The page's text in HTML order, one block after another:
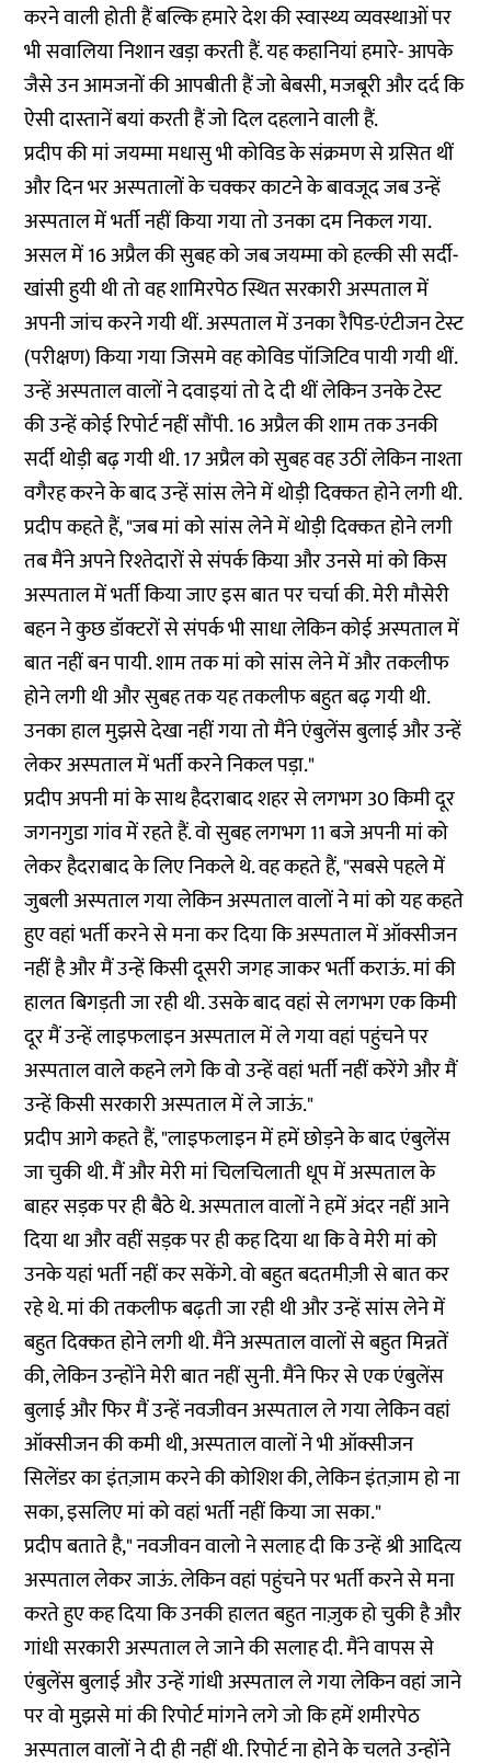
करने वाली होती हैं बल्कि हमारे देश की स्वास्थ्य व्यवस्थाओं पर
भी सवालिया निशान खड़ा करती हैं. यह कहानियां हमारे- आपके
जैसे उन आमजनों की आपबीती हैं जो बेबसी, मजबूरी और दर्द कि
ऐसी दास्तानें बयां करती हैं जो दिल दहलाने वाली हैं.
प्रदीप की मां जयम्मा मधासु भी कोविड के संक्रमण से ग्रसित थीं
और दिन भर अस्पतालों के चक्कर काटने के बावजूद जब उन्हें
अस्पताल में भर्ती नहीं किया गया तो उनका दम निकल गया.
असल में 16 अप्रैल की सुबह को जब जयम्मा को हल्की सी सर्दी-
खांसी हुयी थी तो वह शामिरपेठ स्थित सरकारी अस्पताल में
अपनी जांच करने गयी थीं. अस्पताल में उनका रैपिड-एंटीजन टेस्ट
(परीक्षण) किया गया जिसमे वह कोविड पॉजिटिव पायी गयी थीं.
उन्हें अस्पताल वालों ने दवाइयां तो दे दी थीं लेकिन उनके टेस्ट
की उन्हें कोई रिपोर्ट नहीं सौंपी. 16 अप्रैल की शाम तक उनकी
सर्दी थोड़ी बढ़ गयी थी. 17 अप्रैल को सुबह वह उठीं लेकिन नाश्ता
वगैरह करने के बाद उन्हें सांस लेने में थोड़ी दिक्कत होने लगी थी.
प्रदीप कहते हैं, "जब मां को सांस लेने में थोड़ी दिक्कत होने लगी
तब मैंने अपने रिश्तेदारों से संपर्क किया और उनसे मां को किस
अस्पताल में भर्ती किया जाए इस बात पर चर्चा की. मेरी मौसेरी
बहन ने कुछ डॉक्टरों से संपर्क भी साधा लेकिन कोई अस्पताल में
बात नहीं बन पायी. शाम तक मां को सांस लेने में और तकलीफ
होने लगी थी और सुबह तक यह तकलीफ बहुत बढ़ गयी थी.
उनका हाल मुझसे देखा नहीं गया तो मैंने एंबुलेंस बुलाई और उन्हें
लेकर अस्पताल में भर्ती करने निकल पड़ा."
प्रदीप अपनी मां के साथ हैदराबाद शहर से लगभग 30 किमी दूर
जगनगुडा गांव में रहते हैं. वो सुबह लगभग 11 बजे अपनी मां को
लेकर हैदराबाद के लिए निकले थे. वह कहते हैं, "सबसे पहले में
जुबली अस्पताल गया लेकिन अस्पताल वालों ने मां को यह कहते
हुए वहां भर्ती करने से मना कर दिया कि अस्पताल में ऑक्सीजन
नहीं है और मैं उन्हें किसी दूसरी जगह जाकर भर्ती कराऊं. मां की
हालत बिगड़ती जा रही थी. उसके बाद वहां से लगभग एक किमी
दूर मैं उन्हें लाइफलाइन अस्पताल में ले गया वहां पहुंचने पर
अस्पताल वाले कहने लगे कि वो उन्हें वहां भर्ती नहीं करेंगे और मैं
उन्हें किसी सरकारी अस्पताल में ले जाऊं."
प्रदीप आगे कहते हैं, "लाइफलाइन में हमें छोड़ने के बाद एंबुलेंस
जा चुकी थी. मैं और मेरी मां चिलचिलाती धूप में अस्पताल के
बाहर सड़क पर ही बैठे थे. अस्पताल वालों ने हमें अंदर नहीं आने
दिया था और वहीं सड़क पर ही कह दिया था कि वे मेरी मां को
उनके यहां भर्ती नहीं कर सकेंगे. वो बहुत बदतमीज़ी से बात कर
रहे थे. मां की तकलीफ बढ़ती जा रही थी और उन्हें सांस लेने में
बहुत दिक्कत होने लगी थी. मैंने अस्पताल वालों से बहुत मिन्नतें
की, लेकिन उन्होंने मेरी बात नहीं सुनी. मैंने फिर से एक एंबुलेंस
बुलाई और फिर मैं उन्हें नवजीवन अस्पताल ले गया लेकिन वहां
ऑक्सीजन की कमी थी, अस्पताल वालों ने भी ऑक्सीजन
सिलेंडर का इंतज़ाम करने की कोशिश की, लेकिन इंतज़ाम हो ना
सका, इसलिए मां को वहां भर्ती नहीं किया जा सका."
प्रदीप बताते है," नवजीवन वालो ने सलाह दी कि उन्हें श्री आदित्य
अस्पताल लेकर जाऊं. लेकिन वहां पहुंचने पर भर्ती करने से मना
करते हुए कह दिया कि उनकी हालत बहुत नाज़ुक हो चुकी है और
गांधी सरकारी अस्पताल ले जाने की सलाह दी. मैंने वापस से
एंबुलेंस बुलाई और उन्हें गांधी अस्पताल ले गया लेकिन वहां जाने
पर वो मुझसे मां की रिपोर्ट मांगने लगे जो कि हमें शमीरपेठ
अस्पताल वालों ने दी ही नहीं थी. रिपोर्ट ना होने के चलते उन्होंने